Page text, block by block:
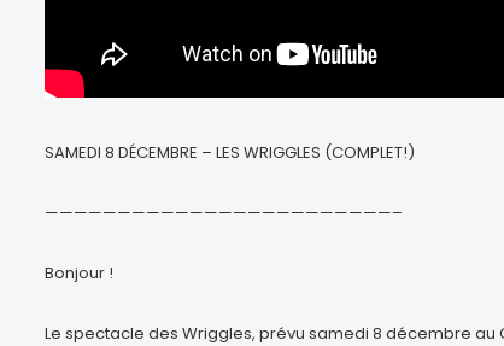
SAMEDI 8 DÉCEMBRE – LES WRIGGLES (COMPLET!)
————————————————————————–
Bonjour !
Le spectacle des Wriggles, prévu samedi 8 décembre au